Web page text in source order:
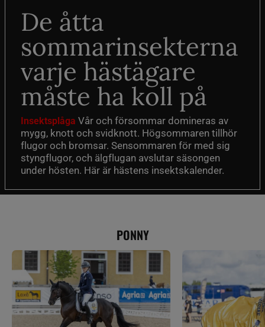
De åtta
sommarinsekterna
varje hästägare
måste ha koll på
Insektsplåga Vår och försommar domineras av
mygg, knott och svidknott. Högsommaren tillhör
flugor och bromsar. Sensommaren för med sig
styngflugor, och älgflugan avslutar säsongen
under hösten. Här är hästens insektskalender.
PONNY